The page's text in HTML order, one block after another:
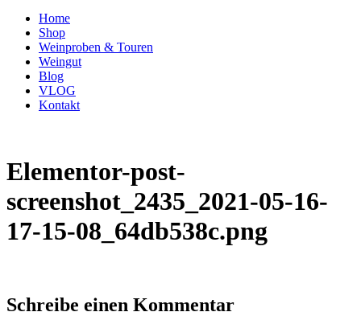
Home
Shop
Weinproben & Touren
Weingut
Blog
VLOG
Kontakt
Elementor-post-
screenshot_2435_2021-05-16-
17-15-08_64db538c.png
Schreibe einen Kommentar